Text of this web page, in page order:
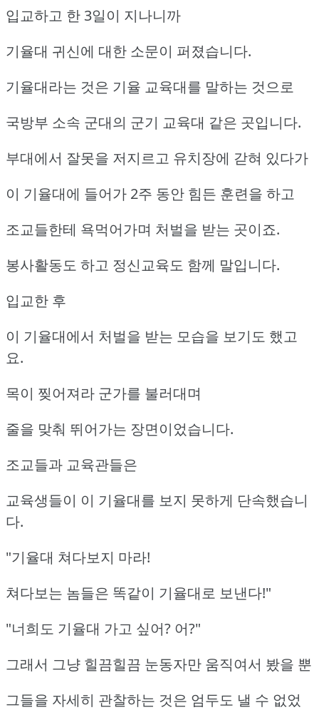
입교하고 한 3일이 지나니까
기율대 귀신에 대한 소문이 퍼졌습니다.
기율대라는 것은 기율 교육대를 말하는 것으로
국방부 소속 군대의 군기 교육대 같은 곳입니다.
부대에서 잘못을 저지르고 유치장에 갇혀 있다가
이 기율대에 들어가 2주 동안 힘든 훈련을 하고
조교들한테 욕먹어가며 처벌을 받는 곳이죠.
봉사활동도 하고 정신교육도 함께 말입니다.
입교한 후
이 기율대에서 처벌을 받는 모습을 보기도 했고
요.
목이 찢어져라 군가를 불러대며
줄을 맞춰 뛰어가는 장면이었습니다.
조교들과 교육관들은
교육생들이 이 기율대를 보지 못하게 단속했습니
다.
"기율대 쳐다보지 마라!
쳐다보는 놈들은 똑같이 기율대로 보낸다!"
"너희도 기율대 가고 싶어? 어?"
그래서 그냥 힐끔힐끔 눈동자만 움직여서 봤을 뿐
그들을 자세히 관찰하는 것은 엄두도 낼 수 없었